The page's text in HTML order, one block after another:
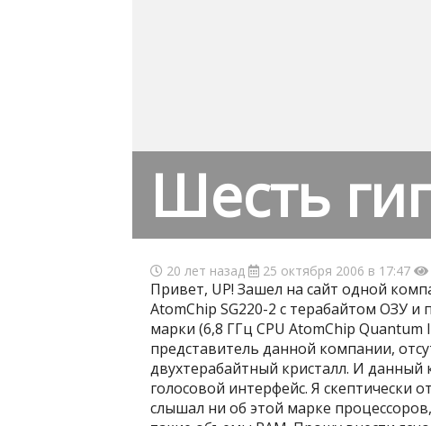
Шесть
20 лет назад 25 октября 2006 в 17:47
Привет, UP! Зашел на сайт одной
AtomChip SG220-2 с терабайтом ОЗУ
марки (6,8 ГГц CPU AtomChip
представитель данной компании,
двухтерабайтный кристалл. И данный
голосовой интерфейс. Я скептически
слышал ни об этой марке